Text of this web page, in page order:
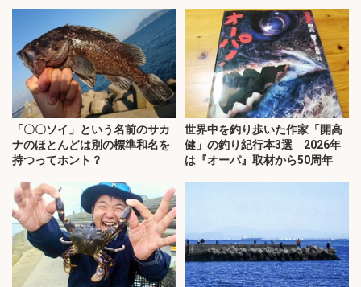
「〇〇ソイ」という名前のサカ
ナのほとんどは別の標準和名を
持つってホント？
世界中を釣り歩いた作家「開高
健」の釣り紀行本3選 2026年
は『オーパ』取材から50周年